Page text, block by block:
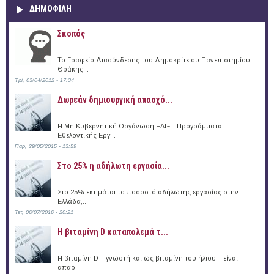
ΔΗΜΟΦΙΛΗ
Σκοπός
Το Γραφείο Διασύνδεσης του Δημοκρίτειου Πανεπιστημίου
Θράκης...
Τρί, 03/04/2012 - 17:34
Δωρεάν δημιουργική απασχό...
Η Μη Κυβερνητική Οργάνωση ΕΛΙΞ - Προγράμματα
Εθελοντικής Εργ...
Παρ, 29/05/2015 - 13:59
Στο 25% η αδήλωτη εργασία...
Στο 25% εκτιμάται το ποσοστό αδήλωτης εργασίας στην
Ελλάδα,...
Τετ, 06/07/2016 - 20:21
Η βιταμίνη D καταπολεμά τ...
Η βιταμίνη D – γνωστή και ως βιταμίνη του ήλιου – είναι
απαρ...